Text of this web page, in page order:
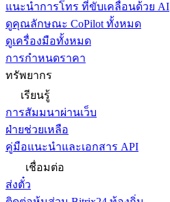
แนะนำการโทร ที่ขับเคลื่อนด้วย AI
ดูคุณลักษณะ CoPilot ทั้งหมด
ดูเครื่องมือทั้งหมด
การกำหนดราคา
ทรัพยากร
เรียนรู้
การสัมมนาผ่านเว็บ
ฝ่ายช่วยเหลือ
คู่มือแนะนำและเอกสาร API
เชื่อมต่อ
ส่งตั๋ว